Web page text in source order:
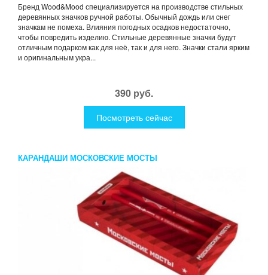
Бренд Wood&Mood специализируется на производстве стильных
деревянных значков ручной работы. Обычный дождь или снег
значкам не помеха. Влияния погодных осадков недостаточно,
чтобы повредить изделию. Стильные деревянные значки будут
отличным подарком как для неё, так и для него. Значки стали ярким
и оригинальным укра...
390 руб.
Посмотреть сейчас
КАРАНДАШИ МОСКОВСКИЕ МОСТЫ